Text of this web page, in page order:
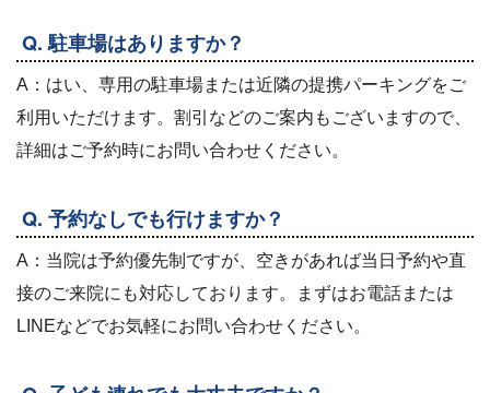
Q. 駐車場はありますか？
A：はい、専用の駐車場または近隣の提携パーキングをご
利用いただけます。割引などのご案内もございますので、
詳細はご予約時にお問い合わせください。
Q. 予約なしでも行けますか？
A：当院は予約優先制ですが、空きがあれば当日予約や直
接のご来院にも対応しております。まずはお電話または
LINEなどでお気軽にお問い合わせください。